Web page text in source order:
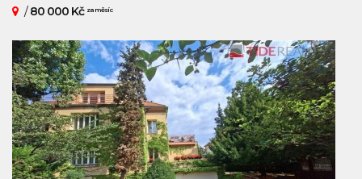
/80 000 Kč za měsíc